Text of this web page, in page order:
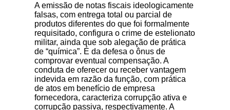
A emissão de notas fiscais ideologicamente
falsas, com entrega total ou parcial de
produtos diferentes do que foi formalmente
requisitado, configura o crime de estelionato
militar, ainda que sob alegação de prática
de “química”. É da defesa o ônus de
comprovar eventual compensação. A
conduta de oferecer ou receber vantagem
indevida em razão da função, com prática
de atos em benefício de empresa
fornecedora, caracteriza corrupção ativa e
corrupção passiva, respectivamente. A